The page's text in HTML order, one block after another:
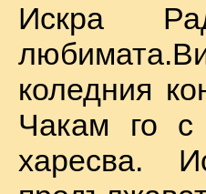
Искра
коледния
Чакам го с
харесва.